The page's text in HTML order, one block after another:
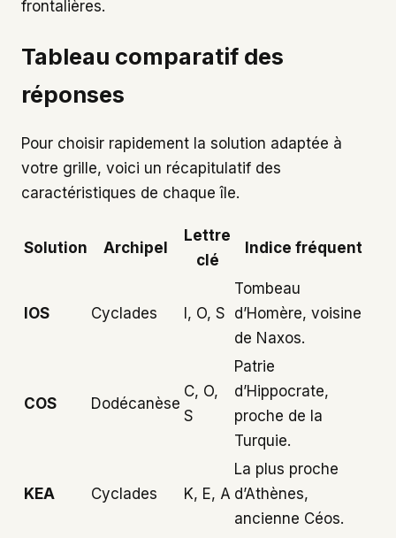
frontalières.
Tableau comparatif des
réponses
Pour choisir rapidement la solution adaptée à
votre grille, voici un récapitulatif des
caractéristiques de chaque île.
Solution Archipel
Lettre
clé
Indice fréquent
IOS Cyclades I, O, S
Tombeau
d’Homère, voisine
de Naxos.
COS Dodécanèse
C, O,
S
Patrie
d’Hippocrate,
proche de la
Turquie.
KEA Cyclades K, E, A
La plus proche
d’Athènes,
ancienne Céos.